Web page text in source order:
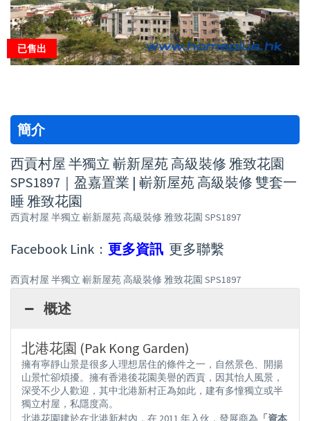
已售出
簡介
西貢村屋 半獨立 嶄新屋苑 高級裝修 雅致花園
SPS1897｜盈嘉置業 | 嶄新屋苑 高級裝修 雙套一
睡 雅致花園
西貢村屋 半獨立 嶄新屋苑 高級裝修 雅致花園 SPS1897
Facebook Link : 更多資訊 更多聯繫
西貢村屋 半獨立 嶄新屋苑 高級裝修 雅致花園 SPS1897
概述
北港花園 (Pak Kong Garden)
擁有寧靜山景是很多人理想居住的條件之一，自然景色、開揚
山景忙卻煩擾。擁有香港後花園美譽的西貢，因其怡人風景，
深受不少人歡迎，其中北港新村正為如此，建有多憧獨立或半
獨立村屋，私隱度高。
北港花園建於在北港新村內，在 2011 年入伙，發展商為 「資本